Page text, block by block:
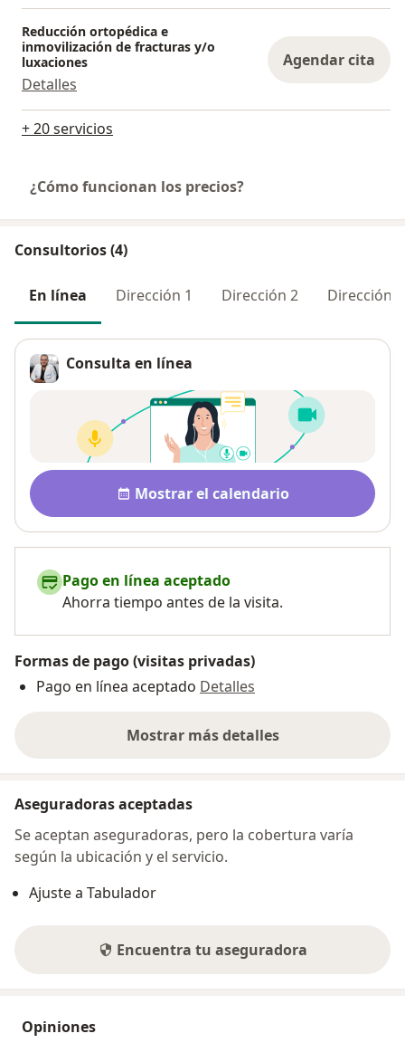
Reducción ortopédica e
inmovilización de fracturas y/o
luxaciones
Detalles
Agendar cita
+ 20 servicios
¿Cómo funcionan los precios?
Consultorios (4)
En línea Dirección 1 Dirección 2 Dirección 3
Consulta en línea
Disponibilidad
Mostrar el calendario
Pago en línea aceptado
Ahorra tiempo antes de la visita.
Formas de pago (visitas privadas)
Pago en línea aceptado Detalles
Mostrar más detalles
sobre la dirección
Aseguradoras aceptadas
Se aceptan aseguradoras, pero la cobertura varía
según la ubicación y el servicio.
Ajuste a Tabulador
Encuentra tu aseguradora
Opiniones